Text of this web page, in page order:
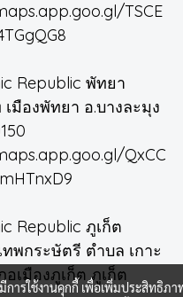
TSCE
Republic พัทยา
มืองพัทยา อ.บางละมุง
QxCC
Republic ภูเก็ต
พกระษัตรี ตำบล เกาะ
อเมืองภูเก็ต ภูเก็ต
การใช้งานคุกกี้ เพื่อเพิ่มประสิทธิภ